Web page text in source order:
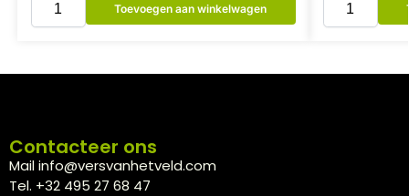
Toevoegen aan winkelwagen
Contacteer ons
Mail info@versvanhetveld.com
Tel. +32 495 27 68 47